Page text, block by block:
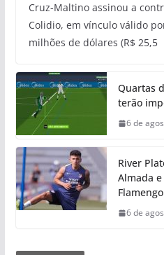
Cruz-Maltino assinou a
Colidio, em vínculo válido
milhões de dólares (R$ 25,5
Quartas
terão
6 de
River
Almada
Flamengo
6 de